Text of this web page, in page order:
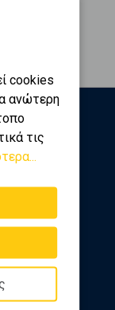
cookies
ανώτερη
τις
για νέα
αγοράς